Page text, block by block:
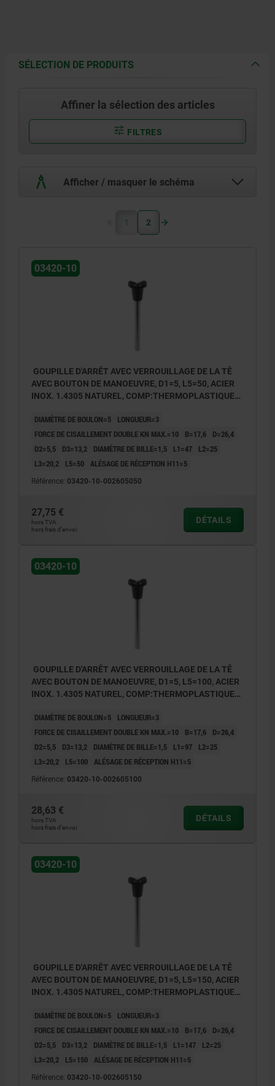
Ressort de pression en Inox
SÉLECTION DE PRODUITS
Affiner la sélection des articles
FILTRES
Afficher / masquer le schéma
1 2
03420-10
GOUPILLE D'ARRÊT AVEC VERROUILLAGE DE LA TÊ
AVEC BOUTON DE MANOEUVRE, D1=5, L5=50, ACIER
INOX. 1.4305 NATUREL, COMP:THERMOPLASTIQUE
DIAMÈTRE DE BOULON=5
LONGUEUR=3
FORCE DE CISAILLEMENT DOUBLE KN MAX.=10
B=17,6
D=26,4
D2=5,5
D3=13,2 DIAMÈTRE DE BILLE=1,5 L1=47
L2=25
L3=20,2
L5=50 ALÉSAGE DE RÉCEPTION H11=5
Référence: 03420-10-002605050
27,75 €
hors TVA
hors frais d’envoi
DÉTAILS
03420-10
GOUPILLE D'ARRÊT AVEC VERROUILLAGE DE LA TÊ
AVEC BOUTON DE MANOEUVRE, D1=5, L5=100, ACIER
INOX. 1.4305 NATUREL, COMP:THERMOPLASTIQUE
DIAMÈTRE DE BOULON=5
LONGUEUR=3
FORCE DE CISAILLEMENT DOUBLE KN MAX.=10
B=17,6
D=26,4
D2=5,5
D3=13,2 DIAMÈTRE DE BILLE=1,5 L1=97
L2=25
L3=20,2
L5=100 ALÉSAGE DE RÉCEPTION H11=5
Référence: 03420-10-002605100
28,63 €
hors TVA
hors frais d’envoi
DÉTAILS
03420-10
GOUPILLE D'ARRÊT AVEC VERROUILLAGE DE LA TÊ
AVEC BOUTON DE MANOEUVRE, D1=5, L5=150, ACIER
INOX. 1.4305 NATUREL, COMP:THERMOPLASTIQUE
DIAMÈTRE DE BOULON=5
LONGUEUR=3
FORCE DE CISAILLEMENT DOUBLE KN MAX.=10
B=17,6
D=26,4
D2=5,5
D3=13,2 DIAMÈTRE DE BILLE=1,5 L1=147
L2=25
L3=20,2
L5=150 ALÉSAGE DE RÉCEPTION H11=5
Référence: 03420-10-002605150